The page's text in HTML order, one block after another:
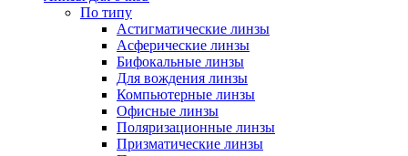
По типу
Астигматические линзы
Асферические линзы
Бифокальные линзы
Для вождения линзы
Компьютерные линзы
Офисные линзы
Поляризационные линзы
Призматические линзы